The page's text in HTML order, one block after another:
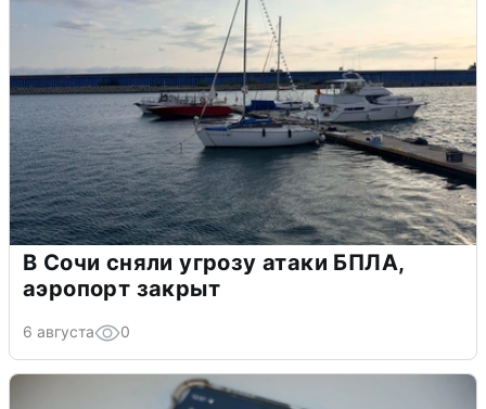
В Сочи сняли угрозу атаки БПЛА,
аэропорт закрыт
6 августа 0